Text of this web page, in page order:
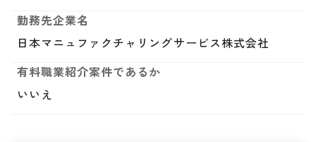
勤務先企業名
日本マニュファクチャリングサービス株式会社
有料職業紹介案件であるか
いいえ